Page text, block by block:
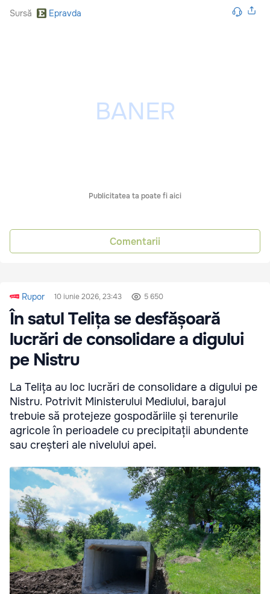
Sursă Epravda
Publicitatea ta poate fi aici
Comentarii
Rupor 10 iunie 2026, 23:43 5 650
În satul Telița se desfășoară
lucrări de consolidare a digului
pe Nistru
La Telița au loc lucrări de consolidare a digului pe
Nistru. Potrivit Ministerului Mediului, barajul
trebuie să protejeze gospodăriile și terenurile
agricole în perioadele cu precipitații abundente
sau creșteri ale nivelului apei.